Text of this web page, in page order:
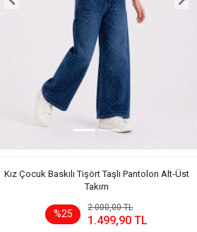
Kız Çocuk Baskılı Tişört Taşlı Pantolon Alt-Üst
Takım
%25
2.000,00 TL
1.499,90 TL
Sepete Ekle